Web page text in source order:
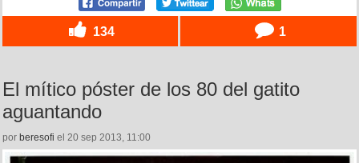
134 1
El mítico póster de los 80 del gatito
aguantando
por beresofi el 20 sep 2013, 11:00